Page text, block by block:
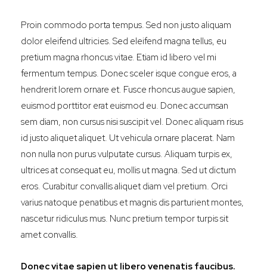
Proin commodo porta tempus. Sed non justo aliquam
dolor eleifend ultricies. Sed eleifend magna tellus, eu
pretium magna rhoncus vitae. Etiam id libero vel mi
fermentum tempus. Donec sceler isque congue eros, a
hendrerit lorem ornare et. Fusce rhoncus augue sapien,
euismod porttitor erat euismod eu. Donec accumsan
sem diam, non cursus nisi suscipit vel. Donec aliquam risus
id justo aliquet aliquet. Ut vehicula ornare placerat. Nam
non nulla non purus vulputate cursus. Aliquam turpis ex,
ultrices at consequat eu, mollis ut magna. Sed ut dictum
eros. Curabitur convallis aliquet diam vel pretium. Orci
varius natoque penatibus et magnis dis parturient montes,
nascetur ridiculus mus. Nunc pretium tempor turpis sit
amet convallis.
Donec vitae sapien ut libero venenatis faucibus.